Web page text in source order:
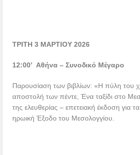
ΤΡΙΤΗ 3 ΜΑΡΤΙΟΥ 2026
12:00’ Αθήνα – Συνοδικό Μέγαρο
Παρουσίαση των βιβλίων: «Η πύλη του
αποστολή των πέντε, Ένα ταξίδι στο
της ελευθερίας – επετειακή έκδοση για
ηρωική Έξοδο του Μεσολογγίου.